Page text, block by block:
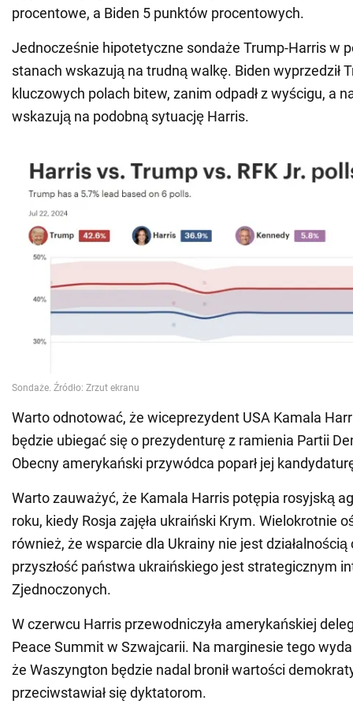
procentowe, a Biden 5 punktów procentowych.
Jednocześnie hipotetyczne sondaże Trump-Harris w
stanach wskazują na trudną walkę. Biden wyprzedził
kluczowych polach bitew, zanim odpadł z wyścigu, a
wskazują na podobną sytuację Harris.
Warto odnotować, że wiceprezydent USA Kamala
będzie ubiegać się o prezydenturę z ramienia Partii
Obecny amerykański przywódca poparł jej
Warto zauważyć, że Kamala Harris potępia rosyjską
roku, kiedy Rosja zajęła ukraiński Krym. Wielokrotnie
również, że wsparcie dla Ukrainy nie jest
przyszłość państwa ukraińskiego jest strategicznym
Zjednoczonych.
W czerwcu Harris przewodniczyła amerykańskiej
Peace Summit w Szwajcarii. Na marginesie tego
że Waszyngton będzie nadal bronił wartości
przeciwstawiał się dyktatorom.